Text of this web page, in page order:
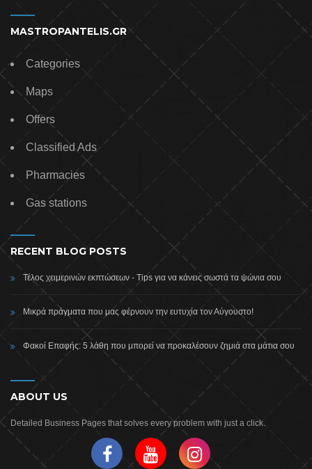
MASTROPANTELIS.GR
Categories
Maps
Offers
Classified Ads
Pharmacies
Gas stations
RECENT BLOG POSTS
Τέλος χειμερινών εκπτώσεων - Tips για να κάνεις σωστά τα ψώνια σου
Μικρά πράγματα που μας φέρνουν την ευτυχία τον Αύγουστο!
Φακοί Επαφής: 5 λάθη που μπορεί να προκαλέσουν ζημιά στα μάτια σου
ABOUT US
Detailed Business Pages that solves every problem with just a click.